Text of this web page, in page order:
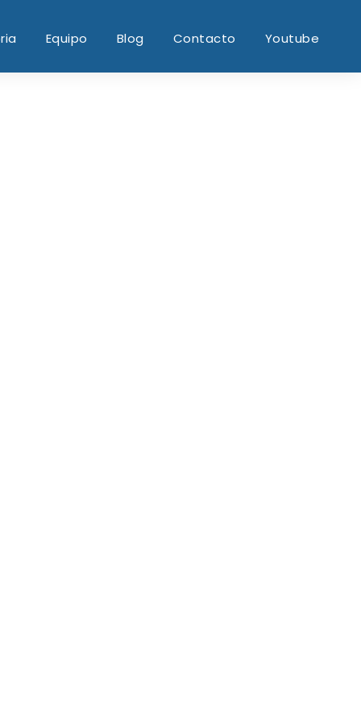
Equipo Blog Contacto Youtube